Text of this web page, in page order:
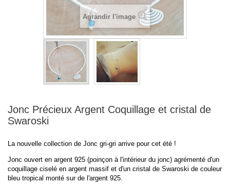
Agrandir l'image
Jonc Précieux Argent Coquillage et cristal de
Swaroski
La nouvelle collection de Jonc gri-gri arrive pour cet été !
Jonc ouvert en argent 925 (poinçon à l'intérieur du jonc) agrémenté d'un
coquillage ciselé en argent massif et d'un cristal de Swaroski de couleur
bleu tropical monté sur de l'argent 925.